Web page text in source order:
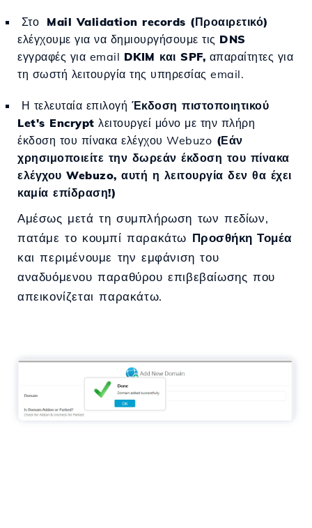
Στο Mail Validation records (Προαιρετικό)
ελέγχουμε για να δημιουργήσουμε τις DNS
εγγραφές για email DKIM και SPF, απαραίτητες για
τη σωστή λειτουργία της υπηρεσίας email.
Η τελευταία επιλογή Έκδοση πιστοποιητικού
Let's Encrypt λειτουργεί μόνο με την πλήρη
έκδοση του πίνακα ελέγχου Webuzo (Εάν
χρησιμοποιείτε την δωρεάν έκδοση του πίνακα
ελέγχου Webuzo, αυτή η λειτουργία δεν θα έχει
καμία επίδραση!)
Αμέσως μετά τη συμπλήρωση των πεδίων,
πατάμε το κουμπί παρακάτω Προσθήκη Τομέα
και περιμένουμε την εμφάνιση του
αναδυόμενου παραθύρου επιβεβαίωσης που
απεικονίζεται παρακάτω.